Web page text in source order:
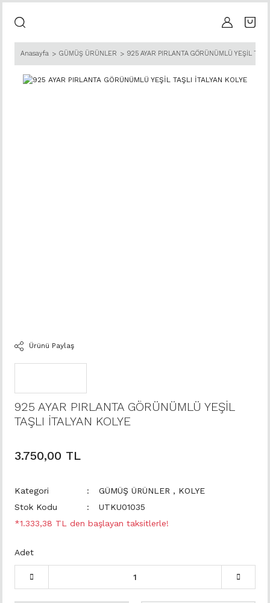
Anasayfa GÜMÜŞ ÜRÜNLER 925 AYAR PIRLANTA GÖRÜNÜMLÜ YEŞİL
Ürünü Paylaş
925 AYAR PIRLANTA GÖRÜNÜMLÜ YEŞİL
TAŞLI İTALYAN KOLYE
3.750,00 TL
Kategori GÜMÜŞ ÜRÜNLER , KOLYE
Stok Kodu
UTKU01035
*1.333,38 TL den başlayan taksitlerle!
Adet